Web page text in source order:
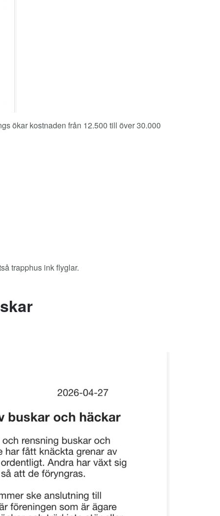
ökar kostnaden från 12.500 till över 30.000
trapphus ink flyglar.